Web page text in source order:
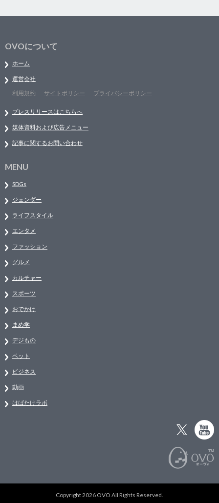
OVOについて
ホーム
運営会社
利用規約
サイトポリシー プライバシーポリシー
プレスリリースはこちらへ
媒体資料および広告メニュー
記事に関するお問い合わせ
MENU
SDGs
ジェンダー
ライフスタイル
エンタメ
ファッション
グルメ
カルチャー
スポーツ
おでかけ
まめ学
デジもの
ペット
ビジネス
動画
はばたけラボ
Copyright 2026 OVO All Rights Reserved.